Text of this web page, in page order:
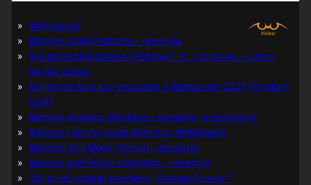
Wątpliwość
Batman: Dark Patterns – recenzja
Nie prześpij Batmana i Robina P. K. Johnsona + zimny
jak lód bonus
Najlepsze komiksy związane z Batmanem 2025 (Polska i
USA)
Batman Arkham: Clayface – recenzja, prezentacja
Batman i ukryty skarb Berniego Wrightsona
Batman: Full Moon (Pełnia) – recenzja
Batman and Robin: Memento – recenzja
30 lat od polskiej premiery „Batman Forever”